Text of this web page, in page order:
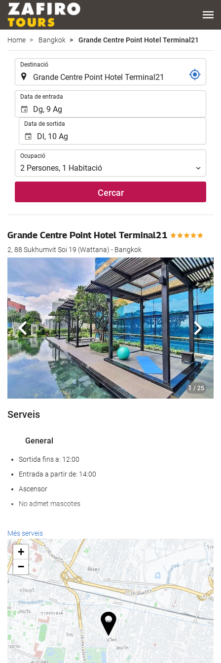
Home Bangkok Grande Centre Point Hotel Terminal21
Destinació
Data de entrada
Data de sortida
Ocupació
Ocupació
2 Persones, 1 Habitació
Cercar
Grande Centre Point Hotel Terminal21
2, 88 Sukhumvit Soi 19 (Wattana) - Bangkok
1 / 25
Anterior
Serveis
General
Sortida fins a: 12:00
Entrada a partir de: 14:00
Ascensor
No admet mascotes
Benestar
Spa
Hammam o bany turc
Sauna
Gimnàs
Piscina
Piscina
Piscina per a nens
Més serveis
+
−